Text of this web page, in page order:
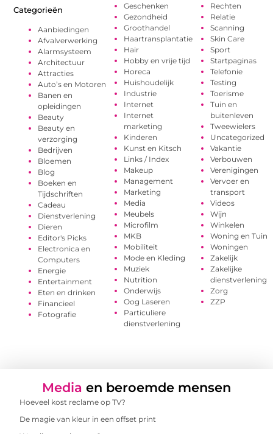
Categorieën
Aanbiedingen
Afvalverwerking
Alarmsysteem
Architectuur
Attracties
Auto’s en Motoren
Banen en
opleidingen
Beauty
Beauty en
verzorging
Bedrijven
Bloemen
Blog
Boeken en
Tijdschriften
Cadeau
Dienstverlening
Dieren
Editor's Picks
Electronica en
Computers
Energie
Entertainment
Eten en drinken
Financieel
Fotografie
Geschenken
Gezondheid
Groothandel
Haartransplantatie
Hair
Hobby en vrije tijd
Horeca
Huishoudelijk
Industrie
Internet
Internet
marketing
Kinderen
Kunst en Kitsch
Links / Index
Makeup
Management
Marketing
Media
Meubels
Microfilm
MKB
Mobiliteit
Mode en Kleding
Muziek
Nutrition
Onderwijs
Oog Laseren
Particuliere
dienstverlening
Rechten
Relatie
Scanning
Skin Care
Sport
Startpaginas
Telefonie
Testing
Toerisme
Tuin en
buitenleven
Tweewielers
Uncategorized
Vakantie
Verbouwen
Verenigingen
Vervoer en
transport
Videos
Wijn
Winkelen
Woning en Tuin
Woningen
Zakelijk
Zakelijke
dienstverlening
Zorg
ZZP
Media en beroemde mensen
Hoeveel kost reclame op TV?
De magie van kleur in een offset print